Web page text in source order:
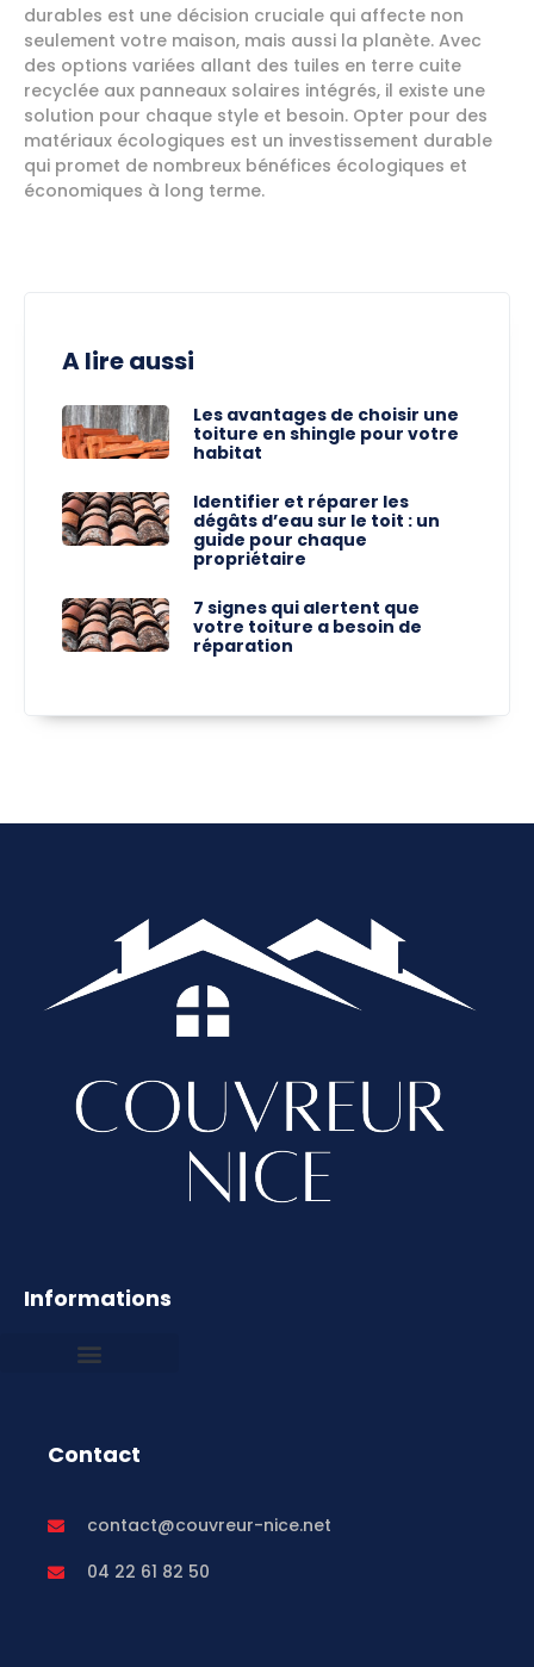
durables est une décision cruciale qui affecte non
seulement votre maison, mais aussi la planète. Avec
des options variées allant des tuiles en terre cuite
recyclée aux panneaux solaires intégrés, il existe une
solution pour chaque style et besoin. Opter pour des
matériaux écologiques est un investissement durable
qui promet de nombreux bénéfices écologiques et
économiques à long terme.
A lire aussi
Les avantages de choisir une
toiture en shingle pour votre
habitat
Identifier et réparer les
dégâts d’eau sur le toit : un
guide pour chaque
propriétaire
7 signes qui alertent que
votre toiture a besoin de
réparation
Informations
Contact
contact@couvreur-nice.net
04 22 61 82 50